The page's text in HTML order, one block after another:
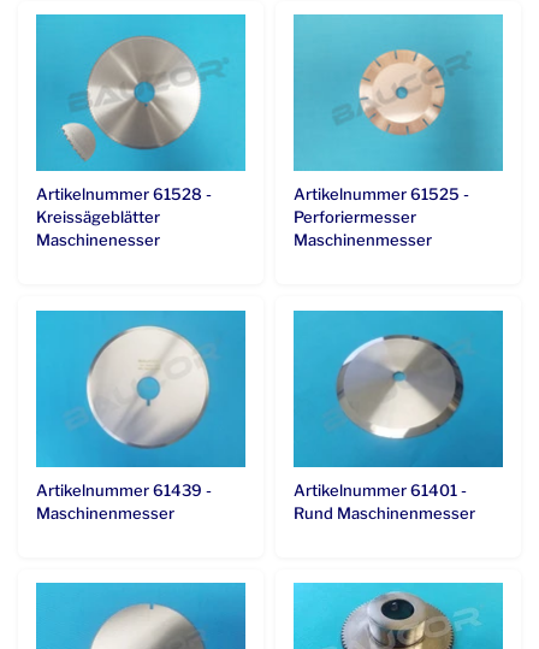
Artikelnummer 61528 -
Kreissägeblätter
Maschinenesser
Artikelnummer 61525 -
Perforiermesser
Maschinenmesser
Artikelnummer 61439 -
Maschinenmesser
Artikelnummer 61401 -
Rund Maschinenmesser